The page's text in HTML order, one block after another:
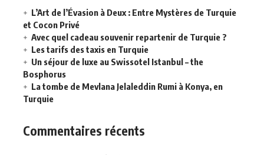
L’Art de l’Évasion à Deux : Entre Mystères de Turquie
et Cocon Privé
Avec quel cadeau souvenir repartenir de Turquie ?
Les tarifs des taxis en Turquie
Un séjour de luxe au Swissotel Istanbul – the
Bosphorus
La tombe de Mevlana Jelaleddin Rumi à Konya, en
Turquie
Commentaires récents